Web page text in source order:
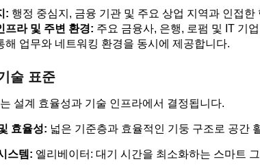
: 행정 중심지, 금융 기관 및 주요 상업 지역과 인접
프라 및 주변 환경: 주요 금융사, 은행, 로펌 및 IT 기
해 업무와 네트워킹 환경을 동시에 제공합니다.
술 표준
설계 효율성과 기술 인프라에서 결정됩니다.
효율성: 넓은 기준층과 효율적인 기둥 구조로 공간
스템: 엘리베이터: 대기 시간을 최소화하는 스마트